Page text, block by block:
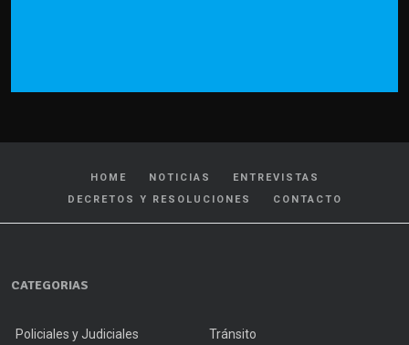
HOME NOTICIAS
ENTREVISTAS
DECRETOS Y RESOLUCIONES
CONTACTO
CATEGORIAS
Policiales y Judiciales Tránsito